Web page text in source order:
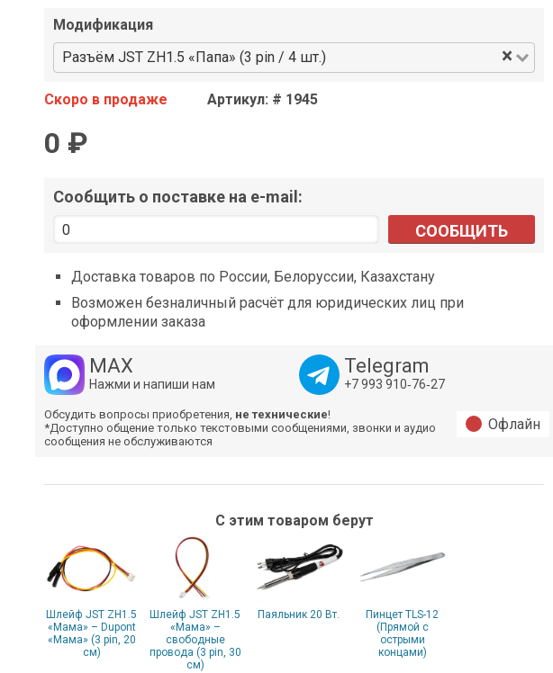
Модификация
Разъём JST ZH1.5 «Папа» (3 pin / 4 шт.)
×
Скоро в продаже Артикул: # 1945
0 ₽
Сообщить о поставке на e-mail:
СООБЩИТЬ
Доставка товаров по России, Белоруссии, Казахстану
Возможен безналичный расчёт для юридических лиц при
оформлении заказа
MAX
Нажми и напиши нам
Telegram
+7 993 910‑76‑27
Обсудить вопросы приобретения, не технические!
*Доступно общение только текстовыми сообщениями, звонки и аудио
сообщения не обслуживаются
Офлайн
С этим товаром берут
Шлейф JST ZH1.5
«Мама» – Dupont
«Мама» (3 pin, 20
см)
Шлейф JST ZH1.5
«Мама» –
свободные
провода (3 pin, 30
см)
Паяльник 20 Вт.
Пинцет TLS-12
(Прямой с
острыми
концами)